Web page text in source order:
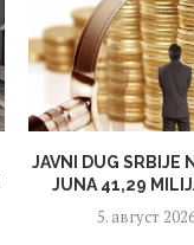
JAVNI DUG SRBIJE
JUNA 41,29
5. август